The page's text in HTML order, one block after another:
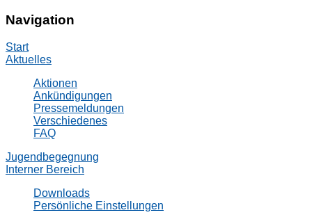
Navigation
Start
Aktuelles
Aktionen
Ankündigungen
Pressemeldungen
Verschiedenes
FAQ
Jugendbegegnung
Interner Bereich
Downloads
Persönliche Einstellungen